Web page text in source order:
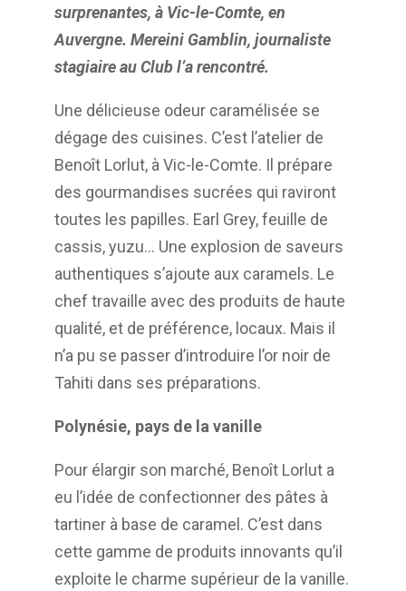
surprenantes, à Vic-le-Comte, en
Auvergne. Mereini Gamblin, journaliste
stagiaire au Club l’a rencontré.
Une délicieuse odeur caramélisée se
dégage des cuisines. C’est l’atelier de
Benoît Lorlut, à Vic-le-Comte. Il prépare
des gourmandises sucrées qui raviront
toutes les papilles. Earl Grey, feuille de
cassis, yuzu… Une explosion de saveurs
authentiques s’ajoute aux caramels. Le
chef travaille avec des produits de haute
qualité, et de préférence, locaux. Mais il
n’a pu se passer d’introduire l’or noir de
Tahiti dans ses préparations.
Polynésie, pays de la vanille
Pour élargir son marché, Benoît Lorlut a
eu l’idée de confectionner des pâtes à
tartiner à base de caramel. C’est dans
cette gamme de produits innovants qu’il
exploite le charme supérieur de la vanille.